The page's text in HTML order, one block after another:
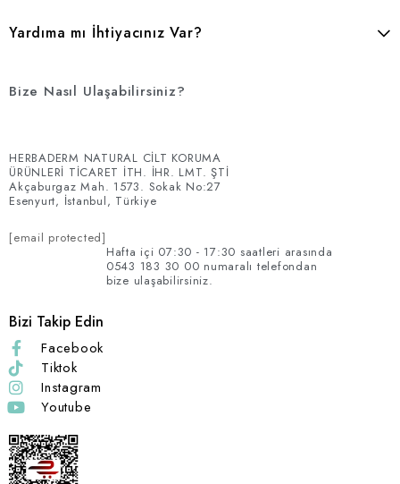
Yardıma mı İhtiyacınız Var?
Bize Nasıl Ulaşabilirsiniz?
HERBADERM NATURAL CİLT KORUMA
ÜRÜNLERİ TİCARET İTH. İHR. LMT. ŞTİ
Akçaburgaz Mah. 1573. Sokak No:27
Esenyurt, İstanbul, Türkiye
[email protected]
Hafta içi 07:30 - 17:30 saatleri arasında
0543 183 30 00 numaralı telefondan
bize ulaşabilirsiniz.
Bizi Takip Edin
Facebook
Tiktok
Instagram
Youtube